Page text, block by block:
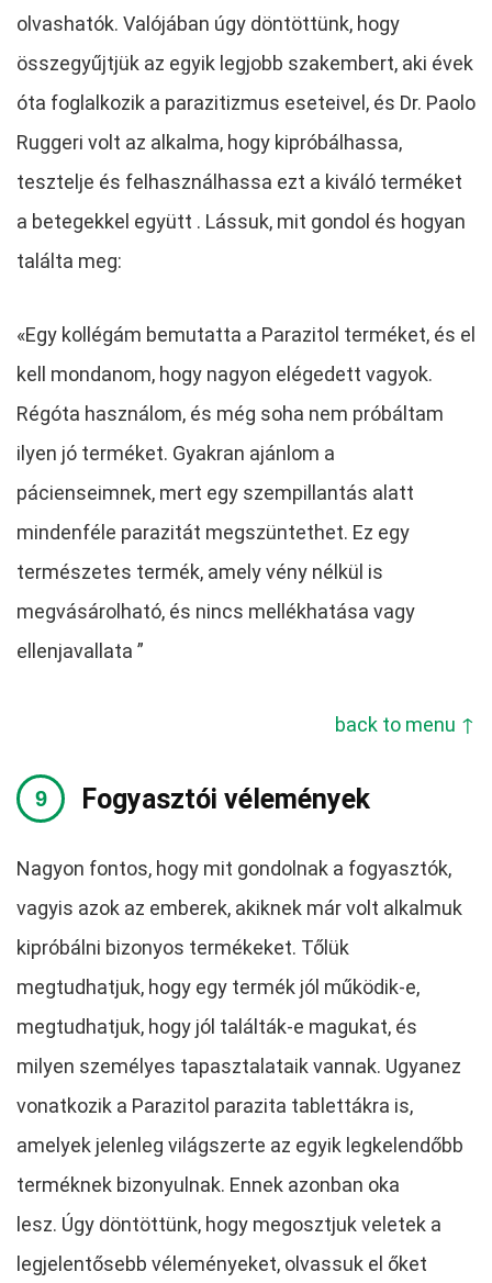
olvashatók. Valójában úgy döntöttünk, hogy
összegyűjtjük az egyik legjobb szakembert, aki évek
óta foglalkozik a parazitizmus eseteivel, és Dr. Paolo
Ruggeri volt az alkalma, hogy kipróbálhassa,
tesztelje és felhasználhassa ezt a kiváló terméket
a betegekkel együtt . Lássuk, mit gondol és hogyan
találta meg:
«Egy kollégám bemutatta a Parazitol terméket, és el
kell mondanom, hogy nagyon elégedett vagyok.
Régóta használom, és még soha nem próbáltam
ilyen jó terméket. Gyakran ajánlom a
pácienseimnek, mert egy szempillantás alatt
mindenféle parazitát megszüntethet. Ez egy
természetes termék, amely vény nélkül is
megvásárolható, és nincs mellékhatása vagy
ellenjavallata ”
back to menu ↑
Fogyasztói vélemények
Nagyon fontos, hogy mit gondolnak a fogyasztók,
vagyis azok az emberek, akiknek már volt alkalmuk
kipróbálni bizonyos termékeket. Tőlük
megtudhatjuk, hogy egy termék jól működik-e,
megtudhatjuk, hogy jól találták-e magukat, és
milyen személyes tapasztalataik vannak. Ugyanez
vonatkozik a Parazitol parazita tablettákra is,
amelyek jelenleg világszerte az egyik legkelendőbb
terméknek bizonyulnak. Ennek azonban oka
lesz. Úgy döntöttünk, hogy megosztjuk veletek a
legjelentősebb véleményeket, olvassuk el őket